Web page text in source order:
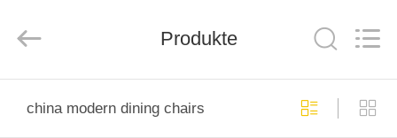
HAUSE
Rights
Produkte
china modern dining chairs